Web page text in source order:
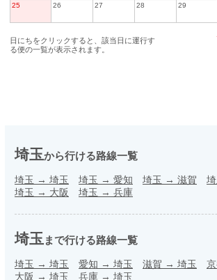
25 26 27 28 29
日にちをクリックすると、該当日に運行す
る便の一覧が表示されます。
埼玉から行ける路線一覧
埼玉 → 埼玉 埼玉 → 愛知 埼玉 → 滋賀
埼玉 → 大阪 埼玉 → 兵庫
埼玉 まで行ける路線一覧
埼玉 → 埼玉 愛知 → 埼玉 滋賀 → 埼玉
大阪 → 埼玉 兵庫 → 埼玉